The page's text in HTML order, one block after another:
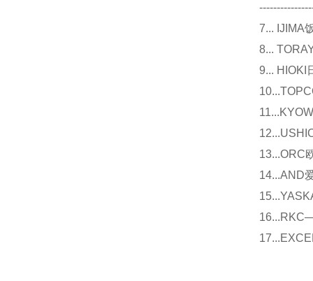
7... IJIMA
8...
9... HIOKI
13...ORC
14...AND